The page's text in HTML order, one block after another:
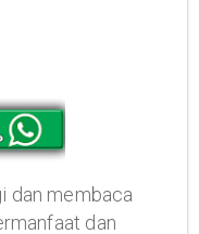
dan membaca
dan